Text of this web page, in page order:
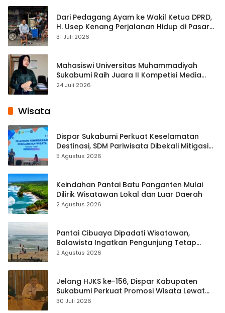
Dari Pedagang Ayam ke Wakil Ketua DPRD,
H. Usep Kenang Perjalanan Hidup di Pasar
Cisaat
31 Juli 2026
Mahasiswi Universitas Muhammadiyah
Sukabumi Raih Juara II Kompetisi Media
Pembelajaran Digital Tingkat Internasional
24 Juli 2026
Wisata
Dispar Sukabumi Perkuat Keselamatan
Destinasi, SDM Pariwisata Dibekali Mitigasi
hingga Teknik Evakuasi
5 Agustus 2026
Keindahan Pantai Batu Panganten Mulai
Dilirik Wisatawan Lokal dan Luar Daerah
2 Agustus 2026
Pantai Cibuaya Dipadati Wisatawan,
Balawista Ingatkan Pengunjung Tetap
Waspada
2 Agustus 2026
Jelang HJKS ke-156, Dispar Kabupaten
Sukabumi Perkuat Promosi Wisata Lewat
Publikasi Digital
30 Juli 2026